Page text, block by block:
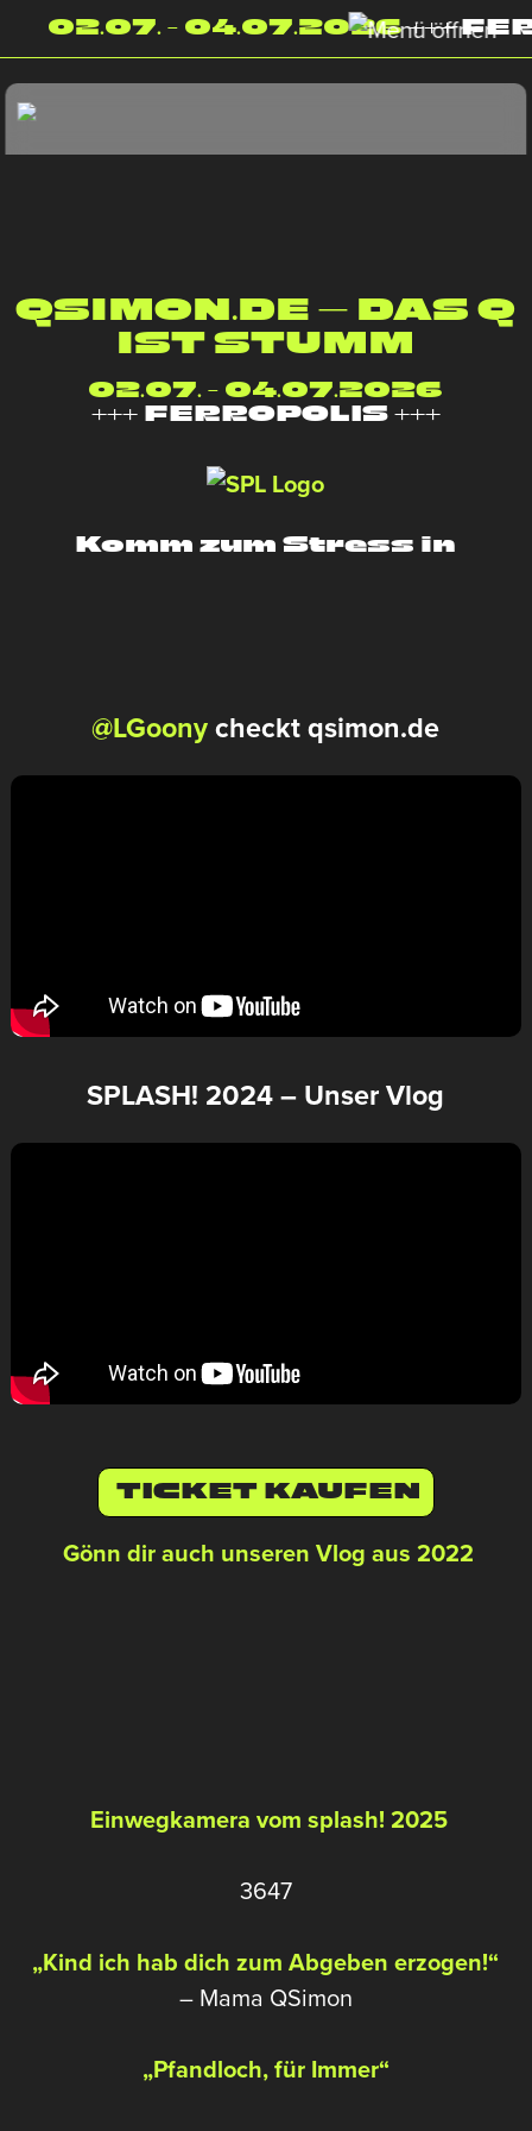
02.07. - 04.07.2026+++
QSIMON.DE – DAS Q
IST STUMM
02.07. - 04.07.2026
+++ FERROPOLIS +++
Komm zum Stress in
@LGoonycheckt qsimon.de
SPLASH! 2024 – Unser Vlog
TICKET KAUFEN
Gönn dir auch unseren Vlog aus 2022
Einwegkamera vom splash! 2025
3647
Kind ich hab dich zum Abgeben erzogen!
– Mama QSimon
Pfandloch, für Immer